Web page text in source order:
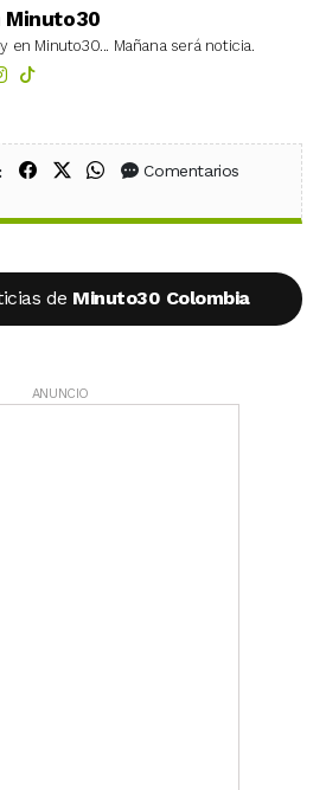
Minuto30
en Minuto30... Mañana será noticia.
Compartir en Facebook
Compartir en X (Twitter)
Compartir en WhatsApp
Comentarios
de Minuto30 Colombia
ANUNCIO